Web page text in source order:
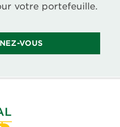
votre portefeuille.
VOUS